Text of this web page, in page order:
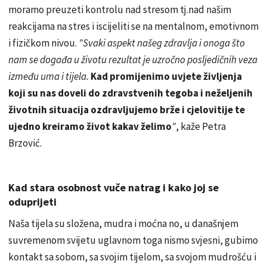
moramo preuzeti kontrolu nad stresom tj.nad našim
reakcijama na stres i iscijeliti se na mentalnom, emotivnom
i fizičkom nivou. "Svaki aspekt našeg zdravlja i onoga što
nam se događa u životu rezultat je uzročno posljedičnih veza
između uma i tijela. Kad promijenimo uvjete življenja
koji su nas doveli do zdravstvenih tegoba i neželjenih
životnih situacija ozdravljujemo brže i cjelovitije te
ujedno kreiramo život kakav želimo", kaže Petra
Brzović.
Kad stara osobnost vuče natrag i kako joj se
oduprijeti
Naša tijela su složena, mudra i moćna no, u današnjem
suvremenom svijetu uglavnom toga nismo svjesni, gubimo
kontakt sa sobom, sa svojim tijelom, sa svojom mudrošću i